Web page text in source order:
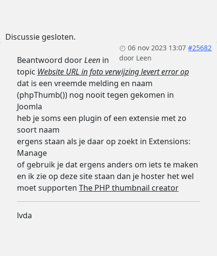
Discussie gesloten.
06 nov 2023 13:07 #25682
door Leen
Beantwoord doorLeenin
topic Website URL in foto verwijzing levert error op
dat is een vreemde melding en naam
(phpThumb()) nog nooit tegen gekomen in
Joomla
heb je soms een plugin of een extensie met zo
soort naam
ergens staan als je daar op zoekt in Extensions:
Manage
of gebruik je dat ergens anders om iets te maken
en ik zie op deze site staan dan je hoster het wel
moet supporten The PHP thumbnail creator
lvda